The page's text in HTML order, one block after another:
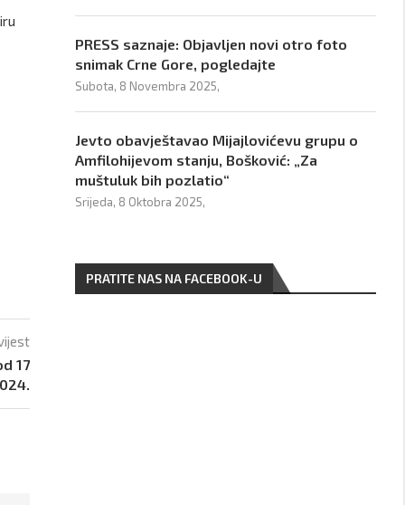
17
PRESS saznaje: Objavljen novi otro foto
snimak Crne Gore, pogledajte
Subota, 8 Novembra 2025,
Jevto obavještavao Mijajlovićevu grupu o
Amfilohijevom stanju, Bošković: „Za
muštuluk bih pozlatio“
Srijeda, 8 Oktobra 2025,
PRATITE NAS NA FACEBOOK-U